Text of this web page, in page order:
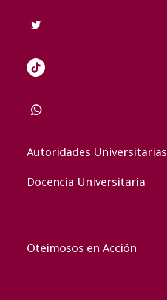
Autoridades Universitarias
Docencia Universitaria
Oteimosos en Acción